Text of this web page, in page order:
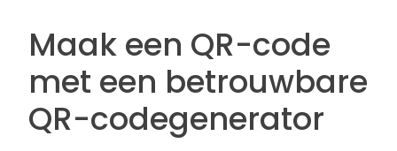
Maak een QR-code
met een betrouwbare
QR-codegenerator